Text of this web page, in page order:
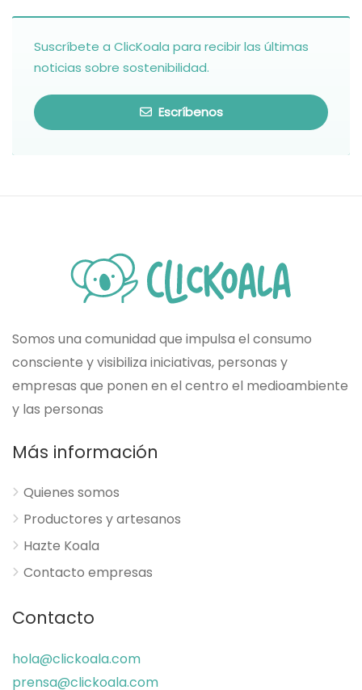
Suscríbete a ClicKoala para recibir las últimas
noticias sobre sostenibilidad.
Escríbenos
Somos una comunidad que impulsa el consumo
consciente y visibiliza iniciativas, personas y
empresas que ponen en el centro el medioambiente
y las personas
Más información
Quienes somos
Productores y artesanos
Hazte Koala
Contacto empresas
Contacto
hola@clickoala.com
prensa@clickoala.com